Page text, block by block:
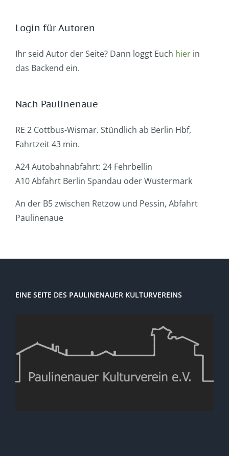
Login für Autoren
Ihr seid Autor der Seite? Dann loggt Euch hier in
das Backend ein.
Nach Paulinenaue
RE 2 Cottbus-Wismar. Stündlich ab Berlin Hbf,
Fahrtzeit 43 min.
A24 Autobahnabfahrt: 24 Fehrbellin
A10 Abfahrt Berlin Spandau oder Wustermark
An der B5 zwischen Retzow und Pessin, Abfahrt
Paulinenaue
EINE SEITE DES PAULINENAUER KULTURVEREINS